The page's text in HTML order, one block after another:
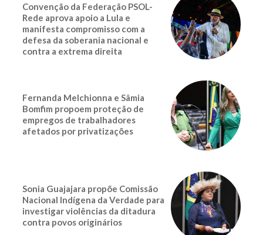
Convenção da Federação PSOL-
Rede aprova apoio a Lula e
manifesta compromisso com a
defesa da soberania nacional e
contra a extrema direita
Fernanda Melchionna e Sâmia
Bomfim propoem proteção de
empregos de trabalhadores
afetados por privatizações
Sonia Guajajara propõe Comissão
Nacional Indígena da Verdade para
investigar violências da ditadura
contra povos originários